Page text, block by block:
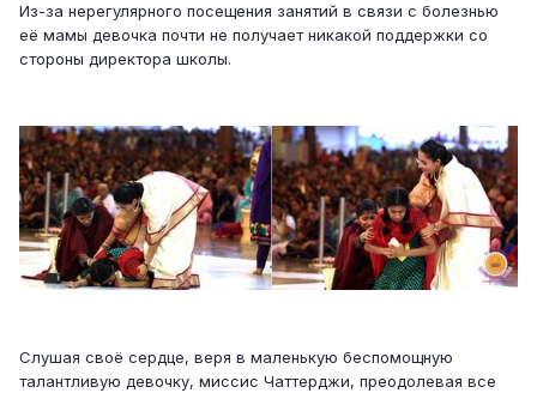
Из-за нерегулярного посещения занятий в связи с болезнью
её мамы девочка почти не получает никакой поддержки со
стороны директора школы.
Слушая своё сердце, веря в маленькую беспомощную
талантливую девочку, миссис Чаттерджи, преодолевая все